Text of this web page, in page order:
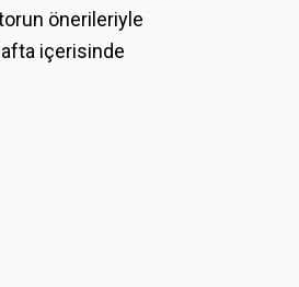
önerileriyle
içerisinde